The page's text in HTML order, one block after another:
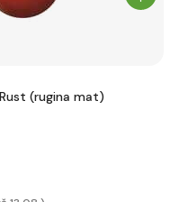
(rugina mat)